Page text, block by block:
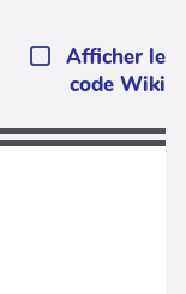
Afficher le
code Wiki